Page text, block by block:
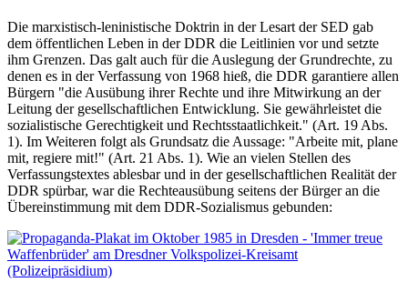
Die marxistisch-leninistische Doktrin in der Lesart der SED gab
dem öffentlichen Leben in der DDR die Leitlinien vor und setzte
ihm Grenzen. Das galt auch für die Auslegung der Grundrechte, zu
denen es in der Verfassung von 1968 hieß, die DDR garantiere allen
Bürgern "die Ausübung ihrer Rechte und ihre Mitwirkung an der
Leitung der gesellschaftlichen Entwicklung. Sie gewährleistet die
sozialistische Gerechtigkeit und Rechtsstaatlichkeit." (Art. 19 Abs.
1). Im Weiteren folgt als Grundsatz die Aussage: "Arbeite mit, plane
mit, regiere mit!" (Art. 21 Abs. 1). Wie an vielen Stellen des
Verfassungstextes ablesbar und in der gesellschaftlichen Realität der
DDR spürbar, war die Rechteausübung seitens der Bürger an die
Übereinstimmung mit dem DDR-Sozialismus gebunden: